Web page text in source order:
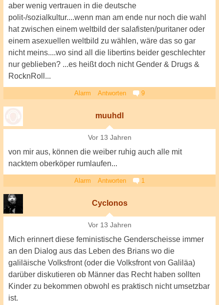
aber wenig vertrauen in die deutsche
polit-/sozialkultur....wenn man am ende nur noch die wahl
hat zwischen einem weltbild der salafisten/puritaner oder
einem asexuellen weltbild zu wählen, wäre das so gar
nicht meins....wo sind all die libertins beider geschlechter
nur geblieben? ...es heißt doch nicht Gender & Drugs &
RocknRoll...
Alarm Antworten 9
muuhdl
Vor 13 Jahren
von mir aus, können die weiber ruhig auch alle mit
nacktem oberköper rumlaufen...
Alarm Antworten 1
Cyclonos
Vor 13 Jahren
Mich erinnert diese feministische Genderscheisse immer
an den Dialog aus das Leben des Brians wo die
galiläische Volksfront (oder die Volksfront von Galiläa)
darüber diskutieren ob Männer das Recht haben sollten
Kinder zu bekommen obwohl es praktisch nicht umsetzbar
ist.